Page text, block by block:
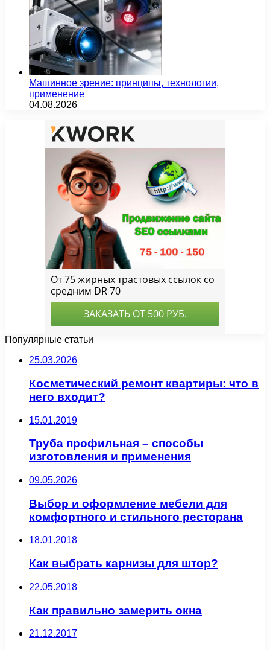
Машинное зрение: принципы, технологии,
применение
04.08.2026
Популярные статьи
25.03.2026
Косметический ремонт квартиры: что в
него входит?
15.01.2019
Труба профильная – способы
изготовления и применения
09.05.2026
Выбор и оформление мебели для
комфортного и стильного ресторана
18.01.2018
Как выбрать карнизы для штор?
22.05.2018
Как правильно замерить окна
21.12.2017